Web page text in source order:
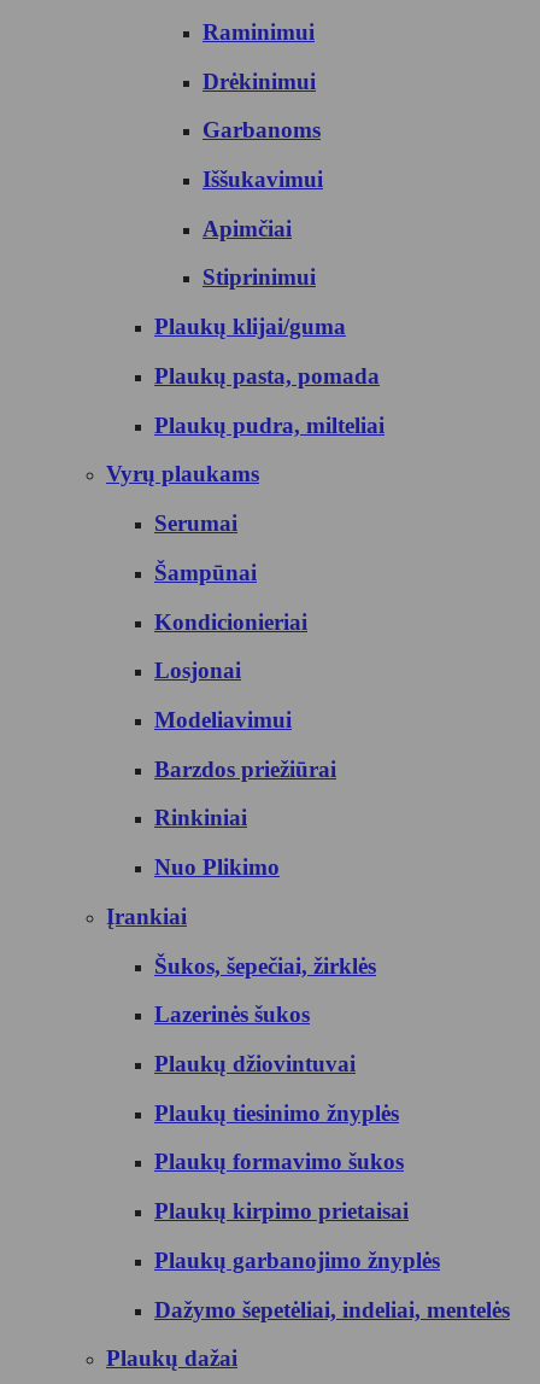
Raminimui
Drėkinimui
Garbanoms
Iššukavimui
Apimčiai
Stiprinimui
Plaukų klijai/guma
Plaukų pasta, pomada
Plaukų pudra, milteliai
Vyrų plaukams
Serumai
Šampūnai
Kondicionieriai
Losjonai
Modeliavimui
Barzdos priežiūrai
Rinkiniai
Nuo Plikimo
Įrankiai
Šukos, šepečiai, žirklės
Lazerinės šukos
Plaukų džiovintuvai
Plaukų tiesinimo žnyplės
Plaukų formavimo šukos
Plaukų kirpimo prietaisai
Plaukų garbanojimo žnyplės
Dažymo šepetėliai, indeliai, mentelės
Plaukų dažai